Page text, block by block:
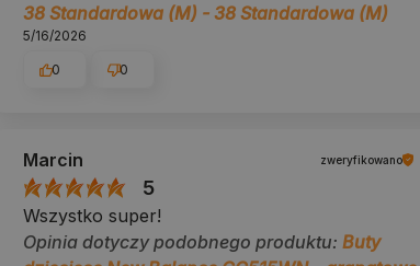
38 Standardowa (M) - 38 Standardowa (M)
5/16/2026
0 0
Marcin zweryfikowano
5
Wszystko super!
Opinia dotyczy podobnego produktu: Buty